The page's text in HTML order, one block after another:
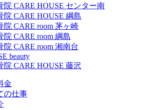
院 CARE HOUSE センター南
院 CARE HOUSE 綱島
院 CARE room 茅ヶ崎
院 CARE room 綱島
院 CARE room 湘南台
beauty
院 CARE HOUSE 藤沢
金
の仕事